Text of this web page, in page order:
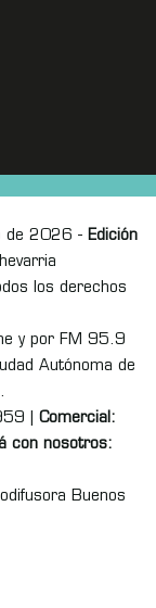
de 2026 - Edición
los derechos
y por FM 95.9
Autónoma de
| Comercial:
con nosotros:
Buenos